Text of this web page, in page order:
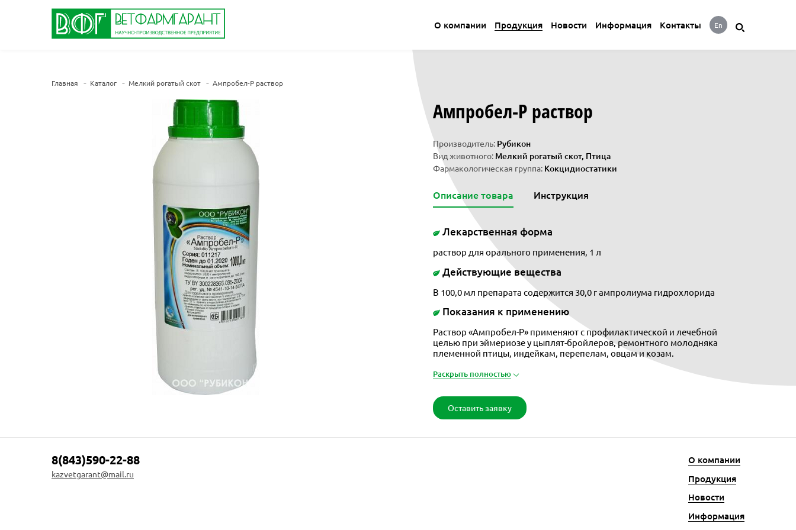
О компании Продукция Новости Информация Контакты En
Главная Каталог Мелкий рогатый скот Ампробел-Р раствор
Ампробел-Р раствор
Производитель: Рубикон
Вид животного: Мелкий рогатый скот, Птица
Фармакологическая группа: Кокцидиостатики
Описание товара Инструкция
Лекарственная форма
раствор для орального применения, 1 л
Действующие вещества
В 100,0 мл препарата содержится 30,0 г ампролиума гидрохлорида
Показания к применению
Раствор «Ампробел-Р» применяют с профилактической и лечебной
целью при эймериозе у цыплят-бройлеров, ремонтного молодняка
племенной птицы, индейкам, перепелам, овцам и козам.
Раскрыть полностью
Оставить заявку
8(843)590-22-88
kazvetgarant@mail.ru
О компании
Продукция
Новости
Информация